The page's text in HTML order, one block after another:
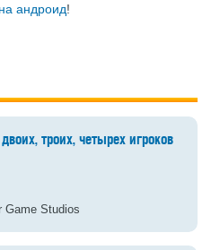
андроид!
троих, четырех игроков
Game Studios